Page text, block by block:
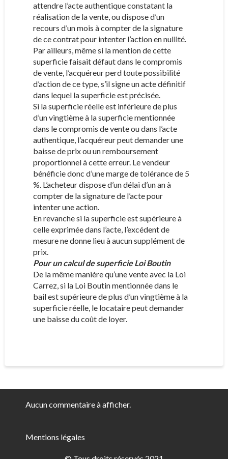
attendre l’acte authentique constatant la
réalisation de la vente, ou dispose d’un
recours d’un mois à compter de la signature
de ce contrat pour intenter l’action en nullité.
Par ailleurs, même si la mention de cette
superficie faisait défaut dans le compromis
de vente, l’acquéreur perd toute possibilité
d’action de ce type, s’il signe un acte définitif
dans lequel la superficie est précisée.
Si la superficie réelle est inférieure de plus
d’un vingtième à la superficie mentionnée
dans le compromis de vente ou dans l’acte
authentique, l’acquéreur peut demander une
baisse de prix ou un remboursement
proportionnel à cette erreur. Le vendeur
bénéficie donc d’une marge de tolérance de 5
%. L’acheteur dispose d’un délai d’un an à
compter de la signature de l’acte pour
intenter une action.
En revanche si la superficie est supérieure à
celle exprimée dans l’acte, l’excédent de
mesure ne donne lieu à aucun supplément de
prix.
Pour un calcul de superficie Loi Boutin
De la même manière qu’une vente avec la Loi
Carrez, si la Loi Boutin mentionnée dans le
bail est supérieure de plus d’un vingtième à la
superficie réelle, le locataire peut demander
une baisse du coût de loyer.
Aucun commentaire à afficher.
Mentions légales